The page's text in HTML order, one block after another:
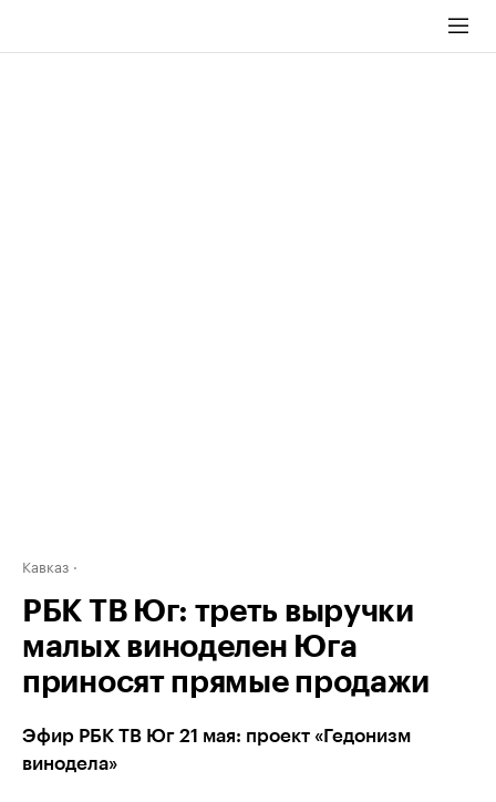
Кавказ
РБК ТВ Юг: треть выручки
малых виноделен Юга
приносят прямые продажи
Эфир РБК ТВ Юг 21 мая: проект «Гедонизм
винодела»